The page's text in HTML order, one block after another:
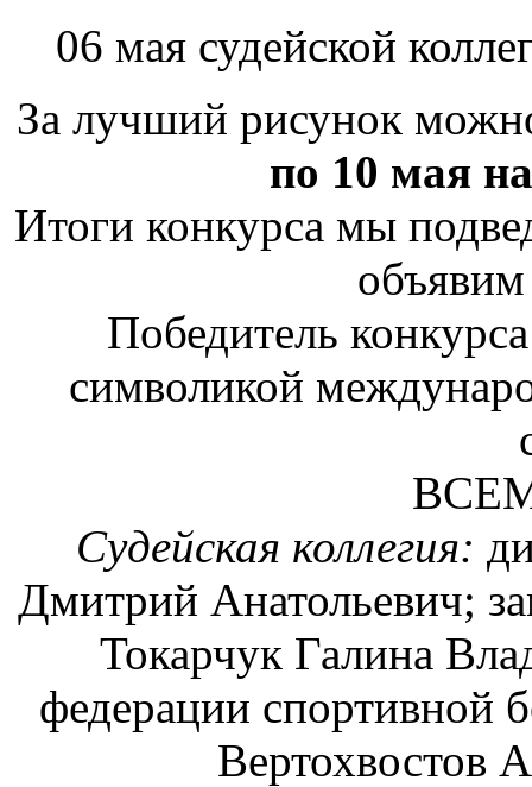
06 мая судейской
За лучший рисунок
по 10 мая
Итоги конкурса мы
Победитель
символикой
Судейская коллегия:
Дмитрий Анатольевич;
Токарчук Галина
федерации спортивной
Вертохвостов